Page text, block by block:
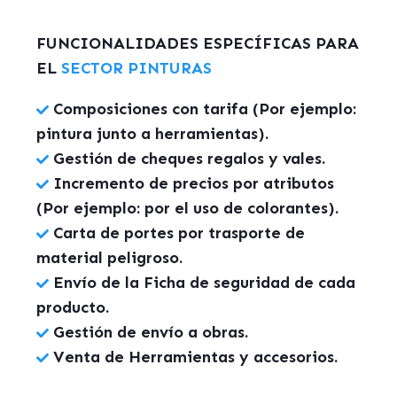
FUNCIONALIDADES ESPECÍFICAS PARA
EL SECTOR PINTURAS
Composiciones con tarifa (Por ejemplo:
pintura junto a herramientas).
Gestión de cheques regalos y vales.
Incremento de precios por atributos
(Por ejemplo: por el uso de colorantes).
Carta de portes por trasporte de
material peligroso.
Envío de la Ficha de seguridad de cada
producto.
Gestión de envío a obras.
Venta de Herramientas y accesorios.